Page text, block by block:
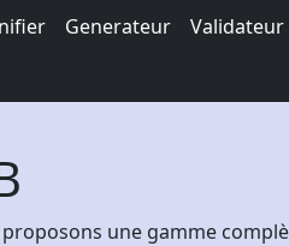
Generateur
Validateur
une gamme